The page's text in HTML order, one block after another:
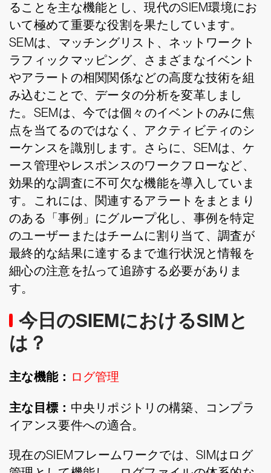
ることを主な機能とし、現代のSIEM環境にお
いて極めて重要な役割を果たしています。
SEMは、マッチングリスト、ネットワークト
ラフィックマッピング、さまざまなイベント
やアラートの相関関係などの高度な技術を組
み込むことで、データの分析を変革しまし
た。SEMは、今では個々のイベントのみに焦
点を当てるのではなく、アクティビティのシ
ーケンスを識別します。さらに、SEMは、ケ
ース管理やレスポンスのワークフローなど、
効果的な調査に不可欠な機能を導入していま
す。これには、関連するアラートをまとまり
のある「事例」にグループ化し、事例を特定
のユーザーまたはチームに割り当て、調査が
最終的な結果に達するまで進行状況と情報を
細心の注意を払って追跡する必要がありま
す。
今日のSIEMにおけるSIMと
は？
主な機能： ログ管理
主な目標： 中央リポジトリの構築、コンプラ
イアンス要件への適合。
現在のSIEMフレームワークでは、SIMはログ